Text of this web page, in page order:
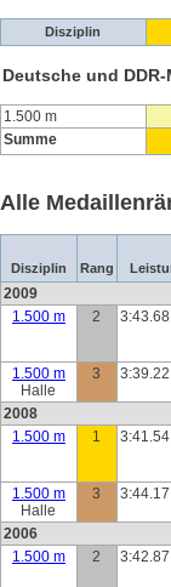
Disziplin
Deutsche und
1.500 m
Summe
Alle
Disziplin Rang
2009
1.500 m
2
1.500 m
Halle
3
2008
1.500 m
1
1.500 m
Halle
3
2006
1.500 m
2